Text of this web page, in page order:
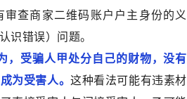
查商家二维码账户户主身份的义
识错误）问题。
，受骗人甲处分自己的财物，没有
为受害人。这种看法可能有违素材